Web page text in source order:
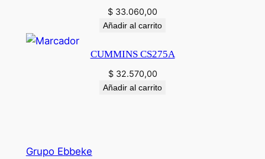
$ 33.060,00
Añadir al carrito
CUMMINS CS275A
$32.570,00
Añadir al carrito
Grupo Ebbeke